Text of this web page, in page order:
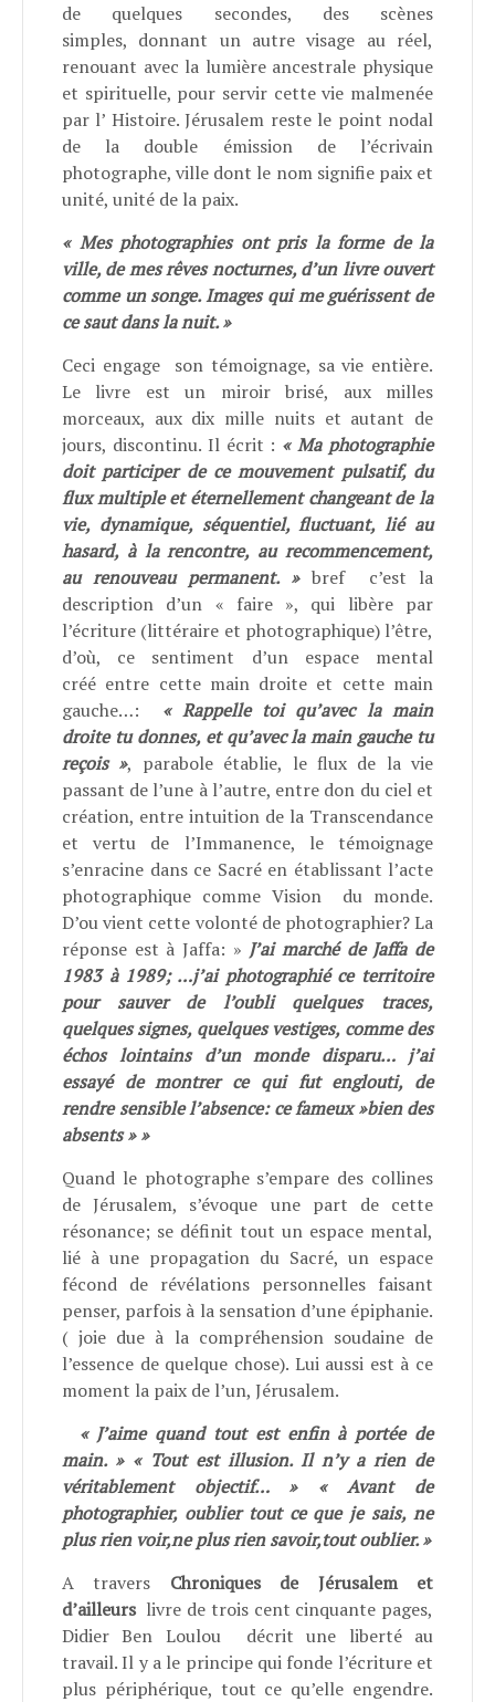
de quelques secondes, des scènes
simples, donnant un autre visage au réel,
renouant avec la lumière ancestrale physique
et spirituelle, pour servir cette vie malmenée
par l’ Histoire. Jérusalem reste le point nodal
de la double émission de l’écrivain
photographe, ville dont le nom signifie paix et
unité, unité de la paix.
« Mes photographies ont pris la forme de la
ville, de mes rêves nocturnes, d’un livre ouvert
comme un songe. Images qui me guérissent de
ce saut dans la nuit. »
Ceci engage
son témoignage, sa vie entière.
Le livre est un miroir brisé, aux milles
morceaux, aux dix mille nuits et autant de
jours, discontinu. Il écrit : « Ma photographie
doit participer de ce mouvement pulsatif, du
flux multiple et éternellement changeant de la
vie, dynamique, séquentiel, fluctuant, lié au
hasard, à la rencontre, au recommencement,
au renouveau permanent. »bref
c’est la
description d’un « faire », qui libère par
l’écriture (littéraire et photographique) l’être,
d’où, ce sentiment d’un espace mental
créé entre cette main droite et cette main
gauche…: « Rappelle toi qu’avec la main
droite tu donnes, et qu’avec la main gauche tu
reçois », parabole établie, le flux de la vie
passant de l’une à l’autre, entre don du ciel et
création, entre intuition de la Transcendance
et vertu de l’Immanence, le témoignage
s’enracine dans ce Sacré en établissant l’acte
photographique comme Vision du monde.
D’ou vient cette volonté de photographier? La
réponse est à Jaffa: » J’ai marché de Jaffa de
1983 à 1989; …j’ai photographié ce territoire
pour sauver de l’oubli quelques traces,
quelques signes, quelques vestiges, comme des
échos lointains d’un monde disparu… j’ai
essayé de montrer ce qui fut englouti, de
rendre sensible l’absence: ce fameux »bien des
absents » »
Quand le photographe s’empare des collines
de Jérusalem, s’évoque une part de cette
résonance; se définit tout un espace mental,
lié à une propagation du Sacré, un espace
fécond de révélations personnelles faisant
penser, parfois à la sensation d’une épiphanie.
( joie due à la compréhension soudaine de
l’essence de quelque chose). Lui aussi est à ce
moment la paix de l’un, Jérusalem.
« J’aime quand tout est enfin à portée de
main. » « Tout est illusion. Il n’y a rien de
véritablement objectif… » « Avant de
photographier, oublier tout ce que je sais, ne
plus rien voir,ne plus rien savoir,tout oublier. »
A travers Chroniques de Jérusalem et
d’ailleurs livre de trois cent cinquante pages,
Didier Ben Loulou décrit une liberté au
travail. Il y a le principe qui fonde l’écriture et
plus périphérique, tout ce qu’elle engendre.